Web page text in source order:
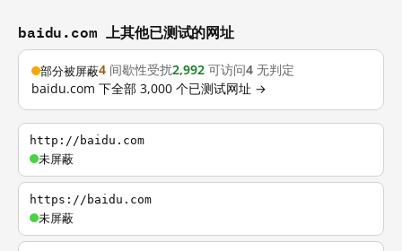
baidu.com 上其他已测试的网址
部分被屏蔽4 间歇性受扰2,992 可访问4 无判定
baidu.com 下全部 3,000 个已测试网址 →
http://baidu.com
未屏蔽
https://baidu.com
未屏蔽